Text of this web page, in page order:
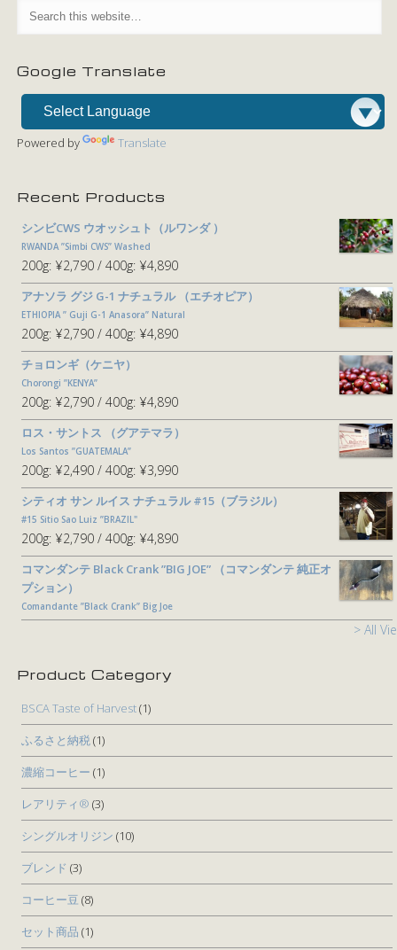
Google Translate
Powered by Translate
Recent Products
シンビCWS ウオッシュト（ルワンダ ）
RWANDA ”Simbi CWS” Washed
200g: ¥2,790 400g: ¥4,890
アナソラ グジ G-1 ナチュラル （エチオピア）
ETHIOPIA ” Guji G-1 Anasora” Natural
200g: ¥2,790 400g: ¥4,890
チョロンギ（ケニヤ）
Chorongi ”KENYA”
200g: ¥2,790 400g: ¥4,890
ロス・サントス （グアテマラ）
Los Santos ”GUATEMALA”
200g: ¥2,490 400g: ¥3,990
シティオ サン ルイス ナチュラル #15（ブラジル）
#15 Sitio Sao Luiz ”BRAZIL"
200g: ¥2,790 400g: ¥4,890
コマンダンテ Black Crank ”BIG JOE” （コマンダンテ 純正オ
プション）
Comandante ”Black Crank” Big Joe
> All
Product Category
BSCA Taste of Harvest(1)
ふるさと納税(1)
濃縮コーヒー (1)
レアリティ® (3)
シングルオリジン (10)
ブレンド (3)
コーヒー豆 (8)
セット商品 (1)